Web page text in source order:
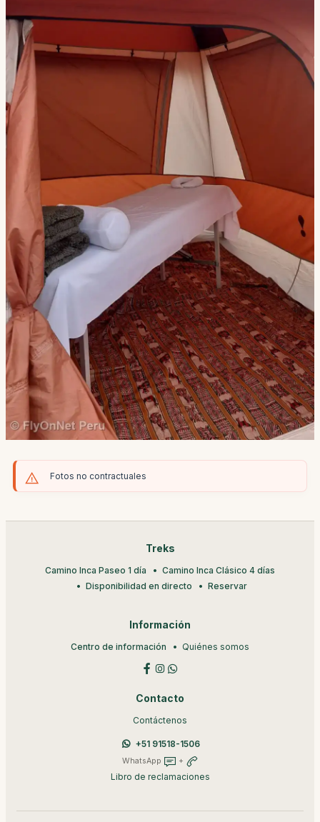
Fotos no contractuales
Treks
Camino Inca Paseo 1 día
Camino Inca Clásico 4 días
Disponibilidad en directo
Reservar
Información
Centro de información Quiénes somos
Contacto
Contáctenos
+51 91518-1506
WhatsApp +
Libro de reclamaciones